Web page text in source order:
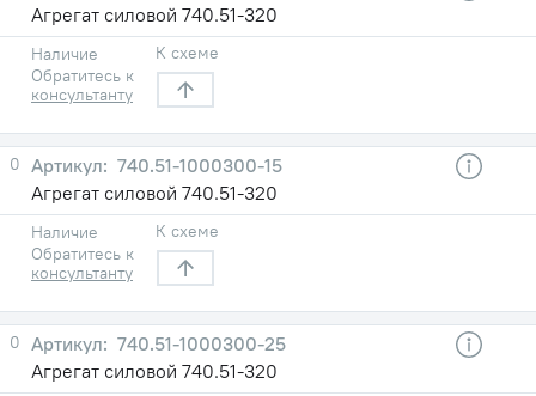
Агрегат силовой 740.51-320
Наличие
Обратитесь к
консультанту
К схеме
0
740.51-1000300-15
Агрегат силовой 740.51-320
Наличие
Обратитесь к
консультанту
К схеме
0
740.51-1000300-25
Агрегат силовой 740.51-320